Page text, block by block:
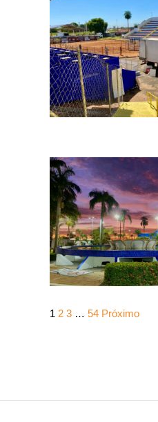
1 2 3 … 54 Próximo